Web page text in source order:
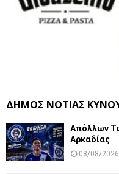
ΔΗΜΟΣ ΝΟΤΙΑΣ
Απόλλων
Αρκαδίας
08/08/2026